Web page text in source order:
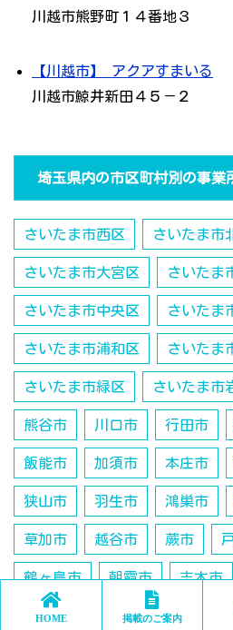
川越市熊野町１４番地３
【川越市】 アクアすまいる
川越市鯨井新田４５－２
埼玉県内の市区町村別の事業
さいたま市西区 さいたま市
さいたま市大宮区 さいたま
さいたま市中央区 さいたま
さいたま市浦和区 さいたま
さいたま市緑区 さいたま市
熊谷市 川口市 行田市
飯能市 加須市 本庄市
狭山市 羽生市 鴻巣市
草加市 越谷市 蕨市
鶴ヶ島市 朝霞市 志木市
桶川市 久喜市 日高市
HOME 掲載のご案内